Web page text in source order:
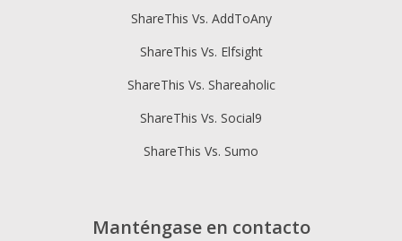
ShareThis Vs. AddToAny
ShareThis Vs. Elfsight
ShareThis Vs. Shareaholic
ShareThis Vs. Social9
ShareThis Vs. Sumo
Manténgase en contacto